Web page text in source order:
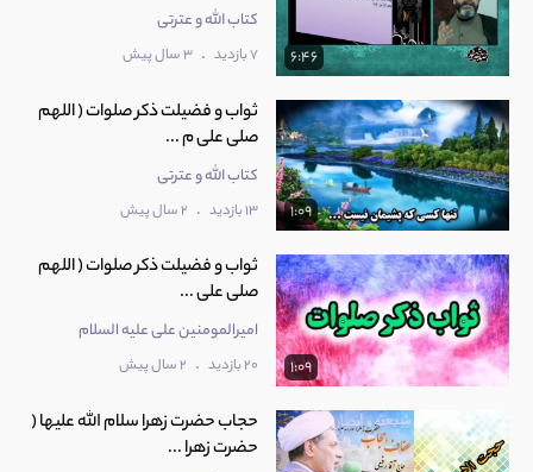
6:46
کتاب الله و عترتی
7 بازدید . 3 سال پیش
1:09
ثواب و فضیلت ذکر صلوات ( اللهم
صلی علی م ...
کتاب الله و عترتی
13 بازدید . 2 سال پیش
1:09
ثواب و فضیلت ذکر صلوات ( اللهم
صلی علی ...
امیرالمومنین علی عليه السلام
20 بازدید . 2 سال پیش
حجاب حضرت زهرا سلام الله علیها (
حضرت زهرا ...